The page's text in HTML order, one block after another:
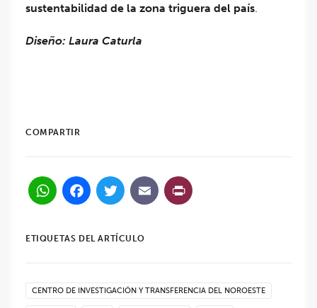
sustentabilidad de la zona triguera del país.
Diseño: Laura Caturla
COMPARTIR
WhatsApp
Facebook
Twitter
Email
ETIQUETAS DEL ARTÍCULO
CENTRO DE INVESTIGACIÓN Y TRANSFERENCIA DEL NOROESTE